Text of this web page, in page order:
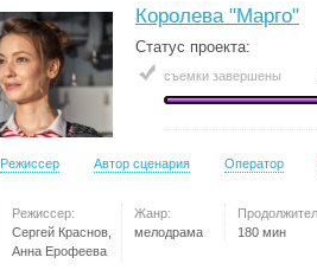
Королева "Марго"
Статус проекта:
съемки завершены
Режиссер Автор сценария Оператор
Режиссер:
Сергей Краснов,
Анна Ерофеева
Жанр:
мелодрама
180 мин